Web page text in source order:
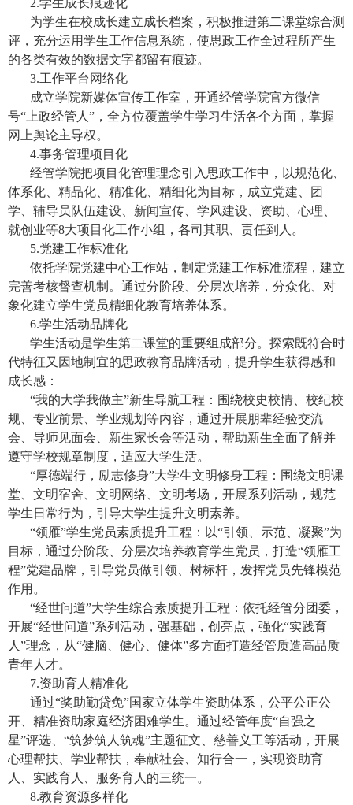
2.学生成长痕迹化
为学生在校成长建立成长档案，积极推进第二课堂综合测
评，充分运用学生工作信息系统，使思政工作全过程所产生
的各类有效的数据文字都留有痕迹。
3.工作平台网络化
成立学院新媒体宣传工作室，开通经管学院官方微信
号“上政经管人”，全方位覆盖学生学习生活各个方面，掌握
网上舆论主导权。
4.事务管理项目化
经管学院把项目化管理理念引入思政工作中，以规范化、
体系化、精品化、精准化、精细化为目标，成立党建、团
学、辅导员队伍建设、新闻宣传、学风建设、资助、心理、
就创业等8大项目化工作小组，各司其职、责任到人。
5.党建工作标准化
依托学院党建中心工作站，制定党建工作标准流程，建立
完善考核督查机制。通过分阶段、分层次培养，分众化、对
象化建立学生党员精细化教育培养体系。
6.学生活动品牌化
学生活动是学生第二课堂的重要组成部分。探索既符合时
代特征又因地制宜的思政教育品牌活动，提升学生获得感和
成长感：
“我的大学我做主”新生导航工程：围绕校史校情、校纪校
规、专业前景、学业规划等内容，通过开展朋辈经验交流
会、导师见面会、新生家长会等活动，帮助新生全面了解并
遵守学校规章制度，适应大学生活。
“厚德端行，励志修身”大学生文明修身工程：围绕文明课
堂、文明宿舍、文明网络、文明考场，开展系列活动，规范
学生日常行为，引导大学生提升文明素养。
“领雁”学生党员素质提升工程：以“引领、示范、凝聚”为
目标，通过分阶段、分层次培养教育学生党员，打造“领雁工
程”党建品牌，引导党员做引领、树标杆，发挥党员先锋模范
作用。
“经世问道”大学生综合素质提升工程：依托经管分团委，
开展“经世问道”系列活动，强基础，创亮点，强化“实践育
人”理念，从“健脑、健心、健体”多方面打造经管质造高品质
青年人才。
7.资助育人精准化
通过“奖助勤贷免”国家立体学生资助体系，公平公正公
开、精准资助家庭经济困难学生。通过经管年度“自强之
星”评选、“筑梦筑人筑魂”主题征文、慈善义工等活动，开展
心理帮扶、学业帮扶，奉献社会、知行合一，实现资助育
人、实践育人、服务育人的三统一。
8.教育资源多样化